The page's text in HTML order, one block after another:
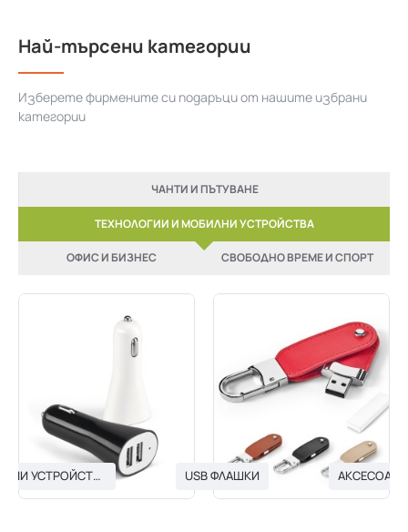
Най-търсени категории
Изберете фирмените си подаръци от нашите избрани
категории
ЧАНТИ И ПЪТУВАНЕ
ТЕХНОЛОГИИ И МОБИЛНИ УСТРОЙСТВА
ОФИС И БИЗНЕС СВОБОДНО ВРЕМЕ И СПОРТ
USB ЗАРЯДНИ УСТРОЙСТВА USB ФЛАШКИ